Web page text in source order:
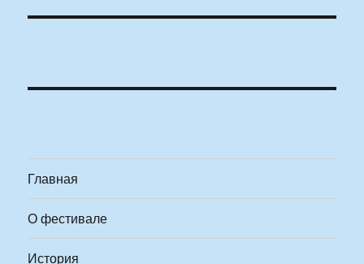
Главная
О фестивале
История